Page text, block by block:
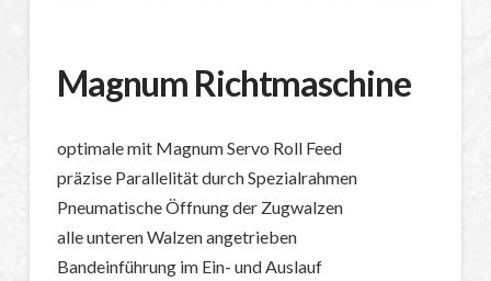
Magnum Richtmaschine
optimale mit Magnum Servo Roll Feed
präzise Parallelität durch Spezialrahmen
Pneumatische Öffnung der Zugwalzen
alle unteren Walzen angetrieben
Bandeinführung im Ein- und Auslauf